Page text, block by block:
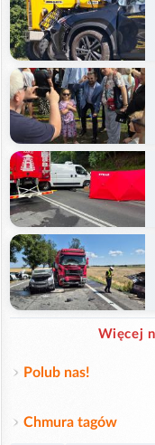
Więcej
Polub nas!
Chmura tagów